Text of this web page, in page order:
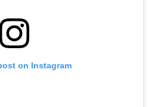
on Instagram